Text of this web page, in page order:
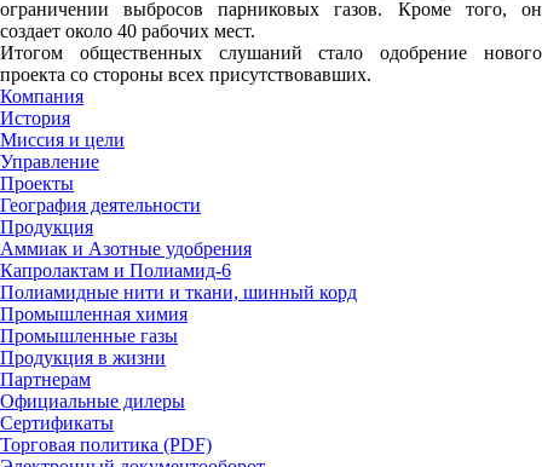
ограничении выбросов парниковых газов. Кроме того, он
создает около 40 рабочих мест.
Итогом общественных слушаний стало одобрение нового
проекта со стороны всех присутствовавших.
Компания
История
Миссия и цели
Управление
Проекты
География деятельности
Продукция
Аммиак и Азотные удобрения
Капролактам и Полиамид-6
Полиамидные нити и ткани, шинный корд
Промышленная химия
Промышленные газы
Продукция в жизни
Партнерам
Официальные дилеры
Сертификаты
Торговая политика (PDF)